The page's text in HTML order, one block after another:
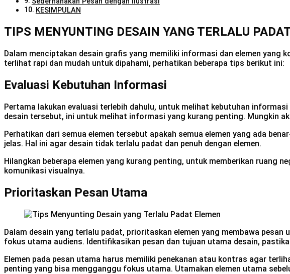
KESIMPULAN
TIPS MENYUNTING DESAIN YANG TERLALU
Dalam menciptakan desain grafis yang memiliki informasi dan elemen
terlihat rapi dan mudah untuk dipahami, perhatikan beberapa tips berikut ini:
Evaluasi Kebutuhan Informasi
Pertama lakukan evaluasi terlebih dahulu, untuk melihat kebutuhan
desain tersebut, ini untuk melihat informasi yang kurang penting. Mungkin
Perhatikan dari semua elemen tersebut apakah semua elemen yang ada
jelas. Hal ini agar desain tidak terlalu padat dan penuh dengan elemen.
Hilangkan beberapa elemen yang kurang penting, untuk memberikan ruang
komunikasi visualnya.
Prioritaskan Pesan Utama
Dalam desain yang terlalu padat, prioritaskan elemen yang membawa
fokus utama audiens. Identifikasikan pesan dan tujuan utama desain,
Elemen pada pesan utama harus memiliki penekanan atau kontras agar
penting yang bisa mengganggu fokus utama. Utamakan elemen utama